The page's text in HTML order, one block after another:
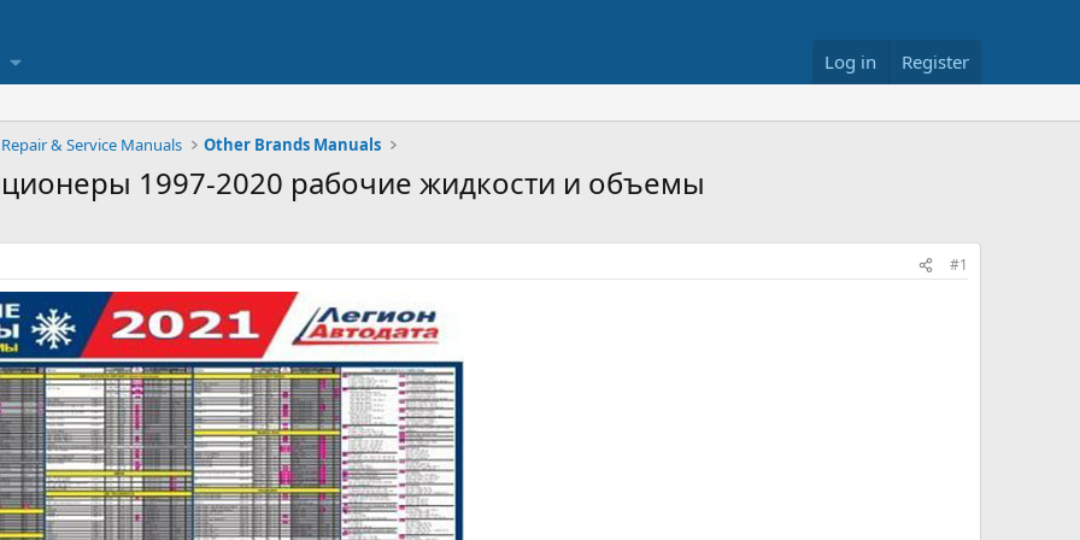
Log in Register
Repair & Service Manuals Other Brands Manuals
1997-2020 рабочие жидкости и объемы
#1